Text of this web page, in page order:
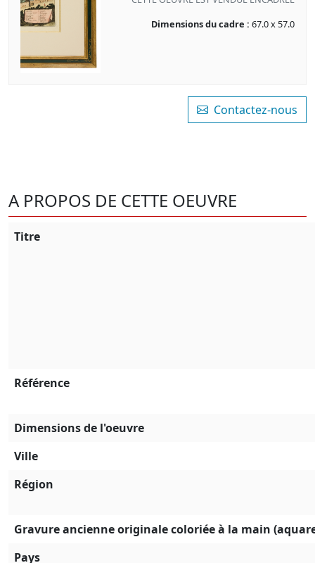
Dimensions du cadre : 67.0 x 57.0
Contactez-nous
A PROPOS DE CETTE OEUVRE
Titre
Référence
Dimensions de l'oeuvre
Ville
Région
Gravure ancienne originale coloriée à la main
Pays